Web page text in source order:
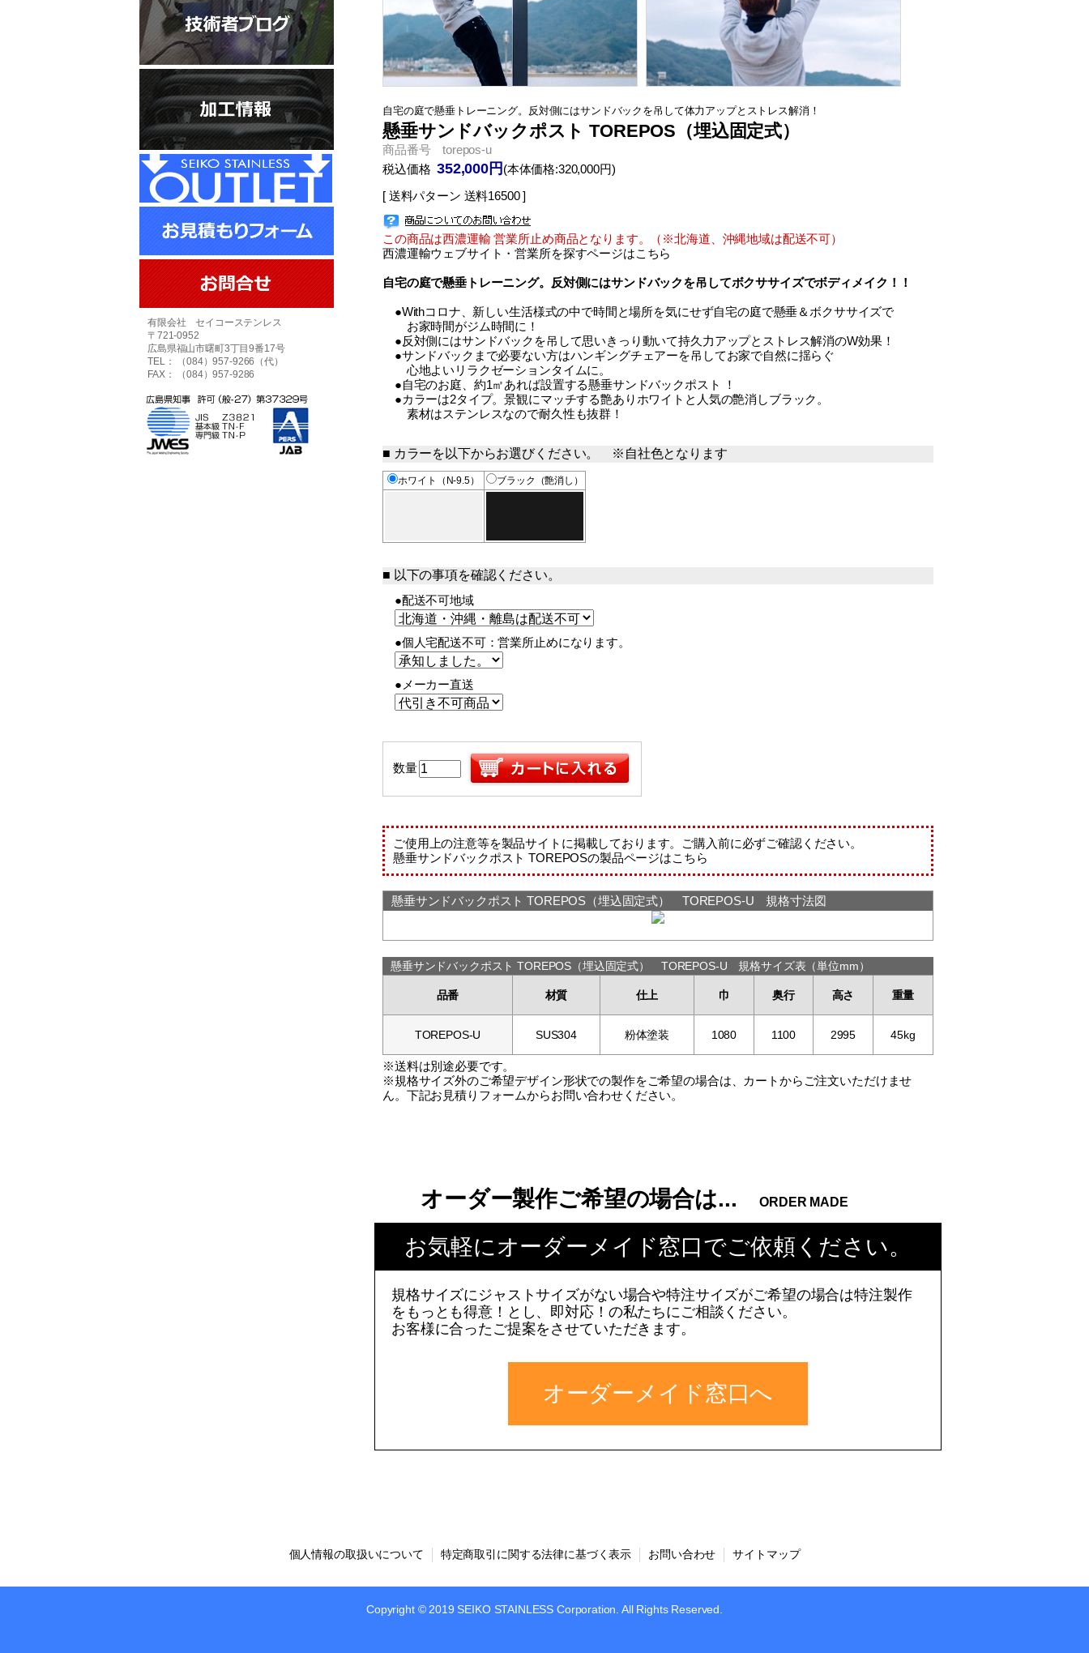
自宅の庭で懸垂トレーニング。反対側にはサンドバックを吊して体力アップとストレス解消！
懸垂サンドバックポスト TOREPOS（埋込固定式）
商品番号 torepos-u
税込価格 352,000円 (本体価格:320,000円)
[ 送料パターン 送料16500 ]
この商品は西濃運輸 営業所止め商品となります。（※北海道、沖縄地域は配送不可）
西濃運輸ウェブサイト・営業所を探すページはこちら
自宅の庭で懸垂トレーニング。反対側にはサンドバックを吊してボクササイズでボディメイク！！
●Withコロナ、新しい生活様式の中で時間と場所を気にせず自宅の庭で懸垂＆ボクササイズで
お家時間がジム時間に！
●反対側にはサンドバックを吊して思いきっり動いて持久力アップとストレス解消のW効果！
●サンドバックまで必要ない方はハンギングチェアーを吊してお家で自然に揺らぐ
心地よいリラクゼーションタイムに。
●自宅のお庭、約1㎡あれば設置する懸垂サンドバックポスト ！
●カラーは2タイプ。景観にマッチする艶ありホワイトと人気の艶消しブラック。
素材はステンレスなので耐久性も抜群！
カラーを以下からお選びください。 ※自社色となります
ホワイト（N-9.5） ブラック（艶消し）
以下の事項を確認ください。
●配送不可地域
●個人宅配送不可：営業所止めになります。
●メーカー直送
数量
ご使用上の注意等を製品サイトに掲載しております。ご購入前に必ずご確認ください。
懸垂サンドバックポスト TOREPOSの製品ページはこちら
懸垂サンドバックポスト TOREPOS（埋込固定式） TOREPOS-U 規格寸法図
懸垂サンドバックポスト TOREPOS（埋込固定式） TOREPOS-U 規格サイズ表（単位mm）
品番 材質 仕上 巾 奥行 高さ 重量
TOREPOS-U SUS304 粉体塗装 1080 1100 2995 45kg
※送料は別途必要です。
※規格サイズ外のご希望デザイン形状での製作をご希望の場合は、カートからご注文いただけませ
ん。下記お見積りフォームからお問い合わせください。
オーダー製作ご希望の場合は...ORDER MADE
お気軽にオーダーメイド窓口でご依頼ください。
規格サイズにジャストサイズがない場合や特注サイズがご希望の場合は特注製作
をもっとも得意！とし、即対応！の私たちにご相談ください。
お客様に合ったご提案をさせていただきます。
オーダーメイド窓口へ
有限会社 セイコーステンレス
〒721-0952
広島県福山市曙町3丁目9番17号
TEL： （084）957-9266（代）
FAX： （084）957-9286
個人情報の取扱いについて 特定商取引に関する法律に基づく表示 お問い合わせ サイトマップ
Copyright © 2019 SEIKO STAINLESS Corporation. All Rights Reserved.